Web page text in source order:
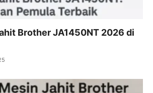
Brother JA1450NT 2026 di